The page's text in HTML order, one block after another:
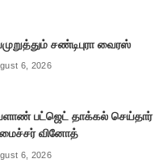
சண்டிபுரா வைரஸ்
6, 2026
பட்ஜெட் தாக்கல் செய்தார்
வினோத்
6, 2026